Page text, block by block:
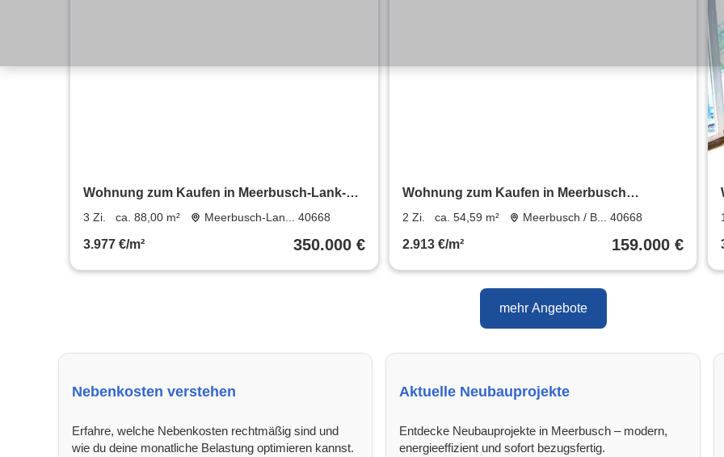
Wohnung zum Kaufen in Meerbusch-Lank-
Latum 350.000 € 88 m²
3 Zi. ca. 88,00 m² Meerbusch-Lan... 40668
3.977 €/m² 350.000 €
Wohnung zum Kaufen in Meerbusch
Bösinghoven 159.000 € 54.59 m²
2 Zi. ca. 54,59 m² Meerbusch / B... 40668
2.913 €/m² 159.000 €
mehr Angebote
Nebenkosten verstehen
Erfahre, welche Nebenkosten rechtmäßig sind und
wie du deine monatliche Belastung optimieren kannst.
Aktuelle Neubauprojekte
Entdecke Neubauprojekte in Meerbusch – modern,
energieeffizient und sofort bezugsfertig.